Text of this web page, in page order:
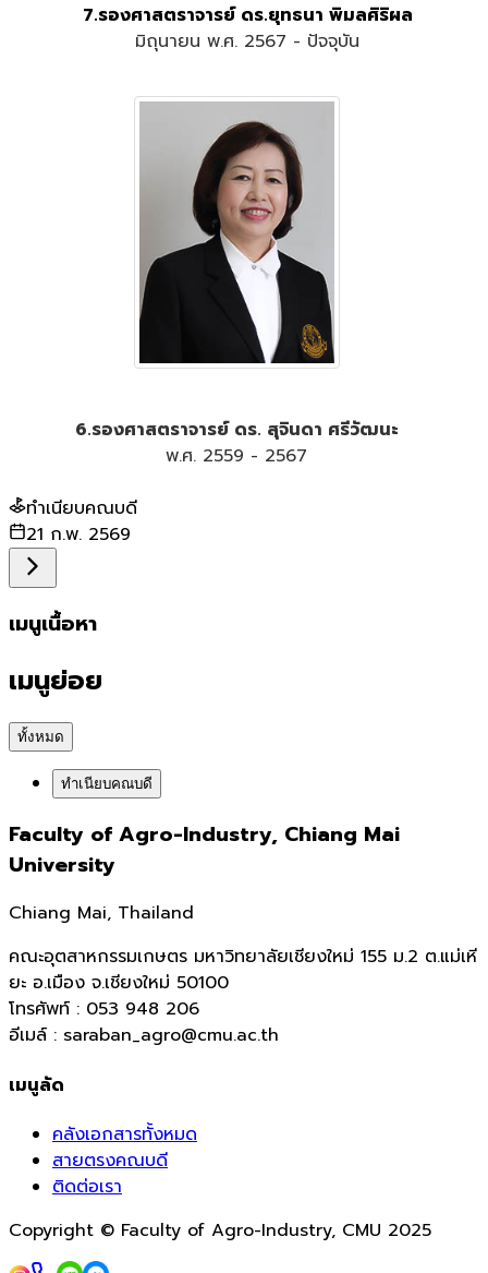
7.รองศาสตราจารย์ ดร.ยุทธนา พิมลศิริผล
มิถุนายน พ.ศ. 2567 - ปัจจุบัน
6.รองศาสตราจารย์ ดร. สุจินดา ศรีวัฒนะ
พ.ศ. 2559 - 2567
ทำเนียบคณบดี
21 ก.พ. 2569
เมนูเนื้อหา
เมนูย่อย
ทั้งหมด
ทำเนียบคณบดี
Faculty of Agro-Industry, Chiang Mai
University
Chiang Mai, Thailand
คณะอุตสาหกรรมเกษตร มหาวิทยาลัยเชียงใหม่ 155 ม.2 ต.แม่เหี
ยะ อ.เมือง จ.เชียงใหม่ 50100
โทรศัพท์ : 053 948 206
อีเมล์ : saraban_agro@cmu.ac.th
เมนูลัด
คลังเอกสารทั้งหมด
สายตรงคณบดี
ติดต่อเรา
Copyright © Faculty of Agro-Industry, CMU 2025